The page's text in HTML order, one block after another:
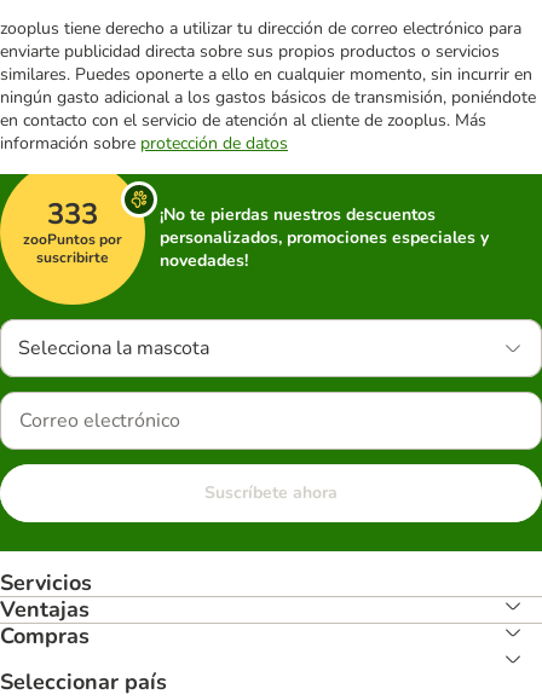
zooplus tiene derecho a utilizar tu dirección de correo electrónico para
enviarte publicidad directa sobre sus propios productos o servicios
similares. Puedes oponerte a ello en cualquier momento, sin incurrir en
ningún gasto adicional a los gastos básicos de transmisión, poniéndote
en contacto con el servicio de atención al cliente de zooplus. Más
información sobre protección de datos
333
zooPuntos por
suscribirte
¡No te pierdas nuestros descuentos
personalizados, promociones especiales y
novedades!
Selecciona la mascota
Suscríbete ahora
Servicios
Ventajas
Compras
Seleccionar país